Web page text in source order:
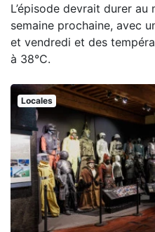
L’épisode devrait durer au
semaine prochaine, avec
et vendredi et des
à 38°C.
Locales